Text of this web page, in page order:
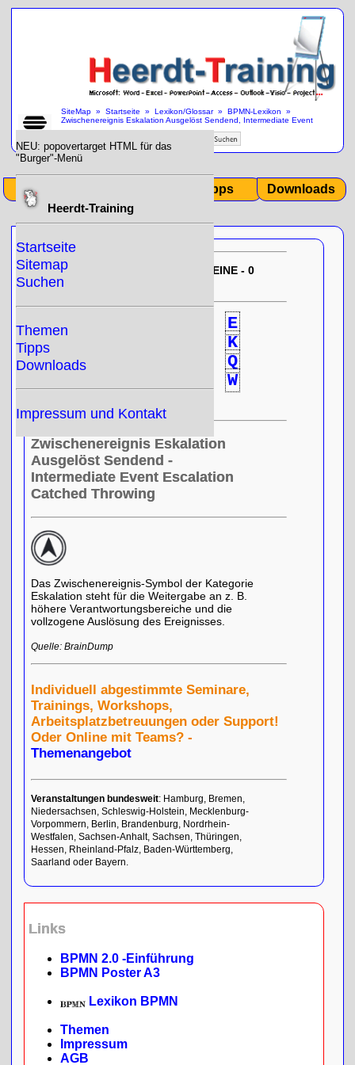
NEU: popovertarget HTML für das
"Burger"-Menü
Heerdt-Training
Startseite
Sitemap
Suchen
Themen
Tipps
Downloads
Impressum und Kontakt
SiteMap »Startseite »Lexikon/Glossar»BPMN-Lexikon
»
Zwischenereignis Eskalation Ausgelöst Sendend, Intermediate Event
Escalation Catched Throwing
Start Tipps Downloads
EU-DSGVO:
KEINE - 0
- Null!
0
E
F
K
L
M
Q
W
Zwischenereignis Eskalation
Ausgelöst Sendend -
Intermediate Event Escalation
Catched Throwing
Das Zwischenereignis-Symbol der Kategorie
Eskalation steht für die Weitergabe an z. B.
höhere Verantwortungsbereiche und die
vollzogene Auslösung des Ereignisses.
Quelle: BrainDump
Individuell abgestimmte Seminare,
Trainings, Workshops,
Arbeitsplatzbetreuungen oder Support!
Oder Online mit Teams? -
Themenangebot
Veranstaltungen bundesweit: Hamburg, Bremen,
Niedersachsen, Schleswig-Holstein, Mecklenburg-
Vorpommern, Berlin, Brandenburg, Nordrhein-
Westfalen, Sachsen-Anhalt, Sachsen, Thüringen,
Hessen, Rheinland-Pfalz, Baden-Württemberg,
Saarland oder Bayern.
Links
BPMN 2.0 -Einführung
BPMN Poster A3
Lexikon BPMN
Themen
Impressum
AGB